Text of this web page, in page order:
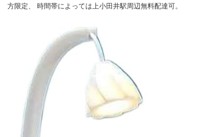
方限定、 時間帯によっては上小田井駅周辺無料配達可。